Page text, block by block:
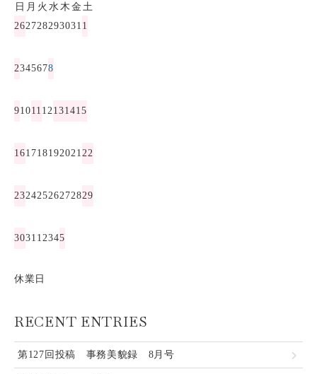
日 月 火 水 木 金 土
262728293031 1
2345678
91011 12 131415
161718192021 22
23242526272829
3031 1 2345
休業日
RECENT ENTRIES
第127回投稿 事務美貌録 8月号